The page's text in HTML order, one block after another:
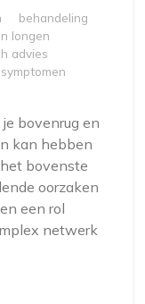
behandeling
longen
advies
symptomen
bovenrug en
kan hebben
bovenste
oorzaken
een rol
netwerk